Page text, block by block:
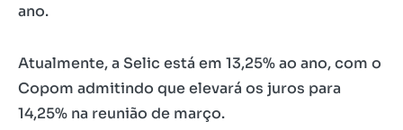
ano.
Atualmente, a Selic está em 13,25% ao ano, com o
Copom admitindo que elevará os juros para
14,25% na reunião de março.